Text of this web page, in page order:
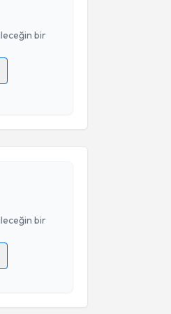
bir
Metni
bir
Size bu
e-
Metni